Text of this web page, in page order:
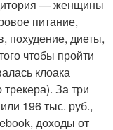
— женщины
питание,
похудение, диеты,
чтобы пройти
клоака
За три
196 тыс. руб.,
доходы от